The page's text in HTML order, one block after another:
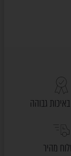
גבוהה
מהיר